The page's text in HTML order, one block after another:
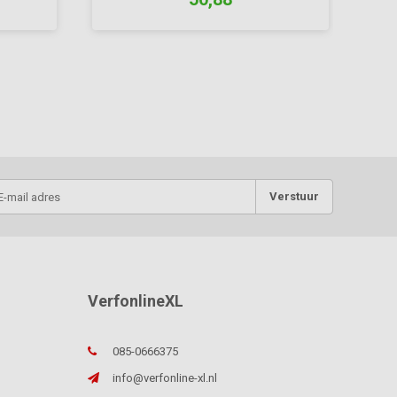
Verstuur
VerfonlineXL
085-0666375
info@verfonline-xl.nl